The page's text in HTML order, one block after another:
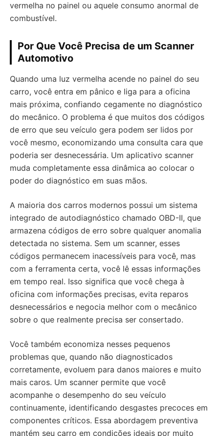
vermelha no painel ou aquele consumo anormal de
combustível.
Por Que Você Precisa de um Scanner
Automotivo
Quando uma luz vermelha acende no painel do seu
carro, você entra em pânico e liga para a oficina
mais próxima, confiando cegamente no diagnóstico
do mecânico. O problema é que muitos dos códigos
de erro que seu veículo gera podem ser lidos por
você mesmo, economizando uma consulta cara que
poderia ser desnecessária. Um aplicativo scanner
muda completamente essa dinâmica ao colocar o
poder do diagnóstico em suas mãos.
A maioria dos carros modernos possui um sistema
integrado de autodiagnóstico chamado OBD-II, que
armazena códigos de erro sobre qualquer anomalia
detectada no sistema. Sem um scanner, esses
códigos permanecem inacessíveis para você, mas
com a ferramenta certa, você lê essas informações
em tempo real. Isso significa que você chega à
oficina com informações precisas, evita reparos
desnecessários e negocia melhor com o mecânico
sobre o que realmente precisa ser consertado.
Você também economiza nesses pequenos
problemas que, quando não diagnosticados
corretamente, evoluem para danos maiores e muito
mais caros. Um scanner permite que você
acompanhe o desempenho do seu veículo
continuamente, identificando desgastes precoces em
componentes críticos. Essa abordagem preventiva
mantém seu carro em condições ideais por muito